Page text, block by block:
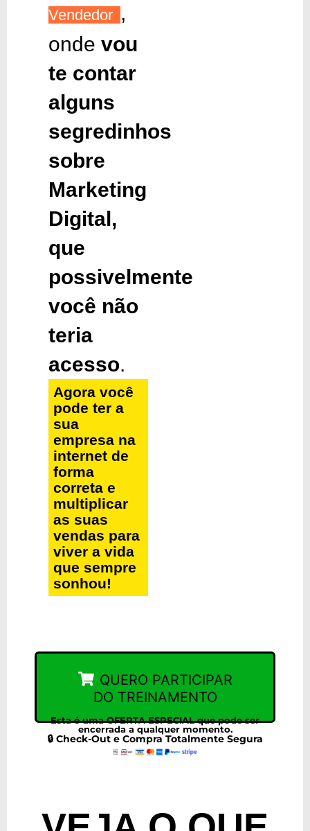
Vendedor ,
onde vou
te contar
alguns
segredinhos
sobre
Marketing
Digital,
que
possivelmente
você não
teria
acesso.
Agora você
pode ter a
sua
empresa na
internet de
forma
correta e
multiplicar
as suas
vendas para
viver a vida
que sempre
sonhou!
QUERO PARTICIPAR
DO TREINAMENTO
Esta é uma OFERTA ESPECIAL que pode ser
encerrada a qualquer momento.
🔒 Check-Out e Compra Totalmente Segura